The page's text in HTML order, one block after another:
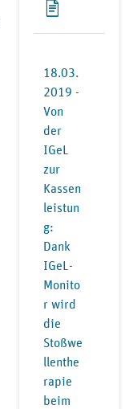
18.03.
2019 -
Von
der
IGeL
zur
Kassen
leistun
g:
Dank
IGeL-
Monito
r wird
die
Stoßwe
llenthe
rapie
beim